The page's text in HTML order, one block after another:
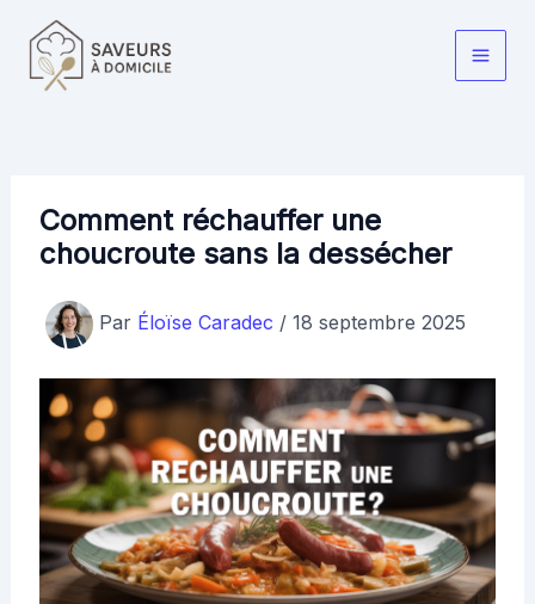
contenu
Main
Comment réchauffer une
choucroute sans la dessécher
Par Éloïse Caradec / 18 septembre 2025